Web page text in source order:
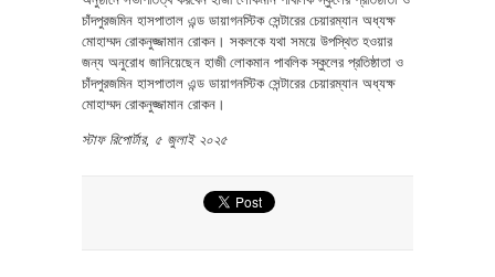
চাঁদপুরজমিন হাসপাতাল এন্ড ডায়াগনস্টিক সেন্টারের চেয়ারম্যান অধ্যক্ষ
মোহাম্মদ রোকনুজ্জামান রোকন। সকলকে যথা সময়ে উপস্থিত হওয়ার
জন্য অনুরোধ জানিয়েছেন হাজী লোকমান পাবলিক স্কুলের প্রতিষ্ঠাতা ও
চাঁদপুরজমিন হাসপাতাল এন্ড ডায়াগনস্টিক সেন্টারের চেয়ারম্যান অধ্যক্ষ
মোহাম্মদ রোকনুজ্জামান রোকন।
স্টাফ রিপোর্টার, ৫ জুলাই ২০২৫